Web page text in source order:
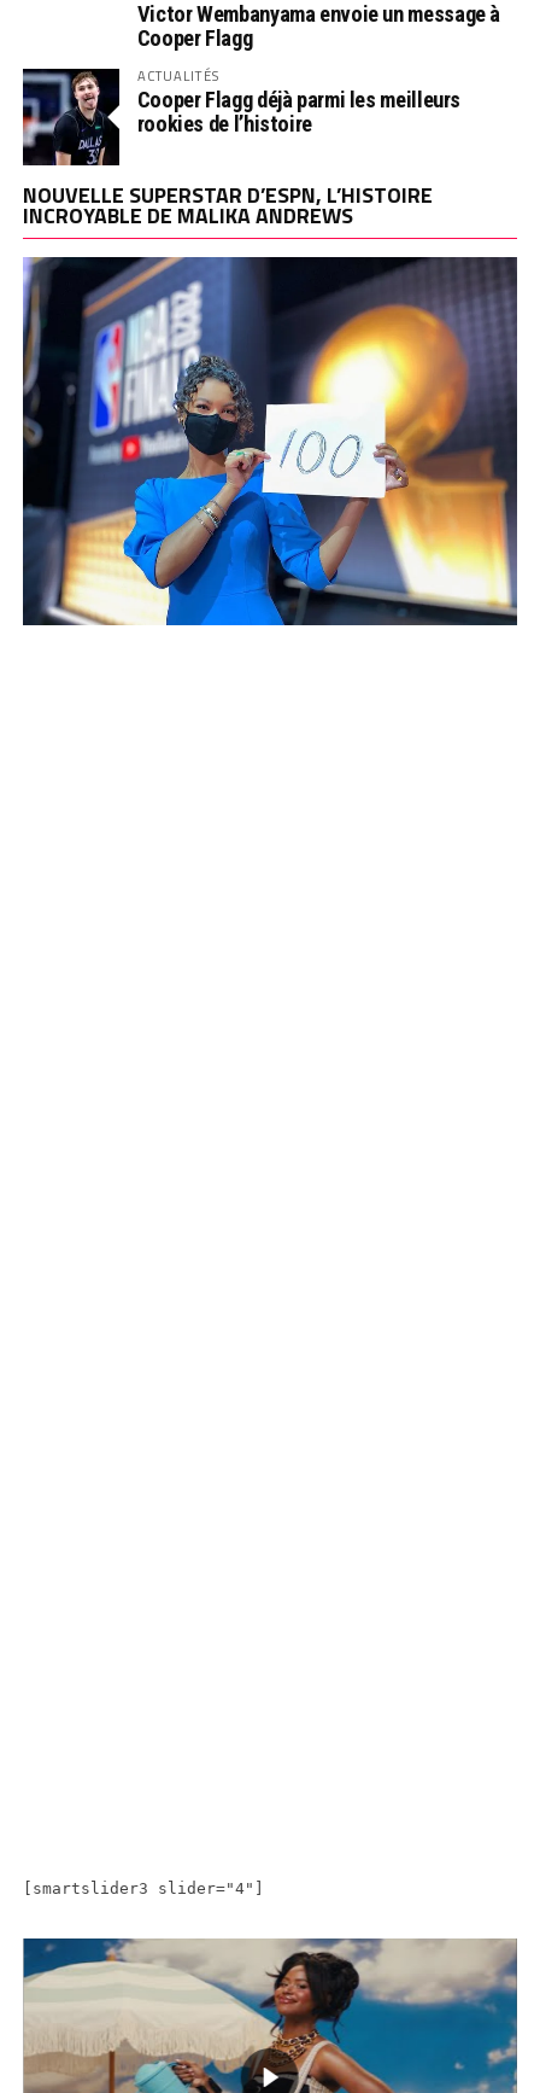
Victor Wembanyama envoie un message à
Cooper Flagg
ACTUALITÉS
Cooper Flagg déjà parmi les meilleurs
rookies de l’histoire
NOUVELLE SUPERSTAR D’ESPN, L’HISTOIRE
INCROYABLE DE MALIKA ANDREWS
[smartslider3 slider="4"]